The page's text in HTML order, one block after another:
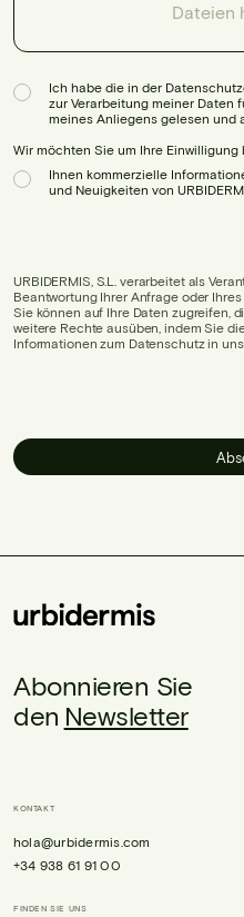
Dateien
Ich habe die in der
zur Verarbeitung meiner Daten
meines Anliegens gelesen und
Wir möchten Sie um Ihre Einwilligung
Ihnen kommerzielle
und Neuigkeiten von
URBIDERMIS, S.L. verarbeitet als
Beantwortung Ihrer Anfrage oder Ihres
Sie können auf Ihre Daten zugreifen,
weitere Rechte ausüben, indem Sie
Informationen zum Datenschutz in
Abonnieren Sie
den Newsletter
KONTAKT
hola@urbidermis.com
+34 938 61 91 00
FINDEN SIE UNS